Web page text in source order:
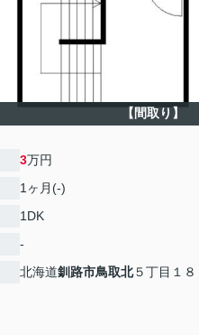
【間取り】
3万円
1ヶ月(-)
1DK
-
北海道釧路市鳥取北５丁目１８